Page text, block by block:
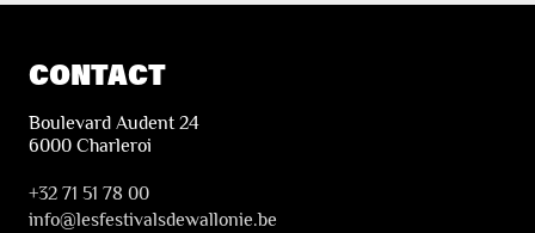
CONTACT
Boulevard Audent 24
6000 Charleroi
+32 71 51 78 00
info@lesfestivalsdewallonie.be